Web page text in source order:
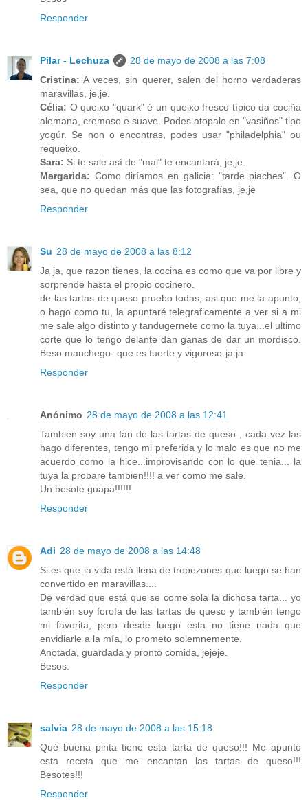
Responder
Pilar - Lechuza
28 de mayo de 2008 a las 7:08
Cristina: A veces, sin querer, salen del horno verdaderas
maravillas, je,je.
Célia: O queixo "quark" é un queixo fresco típico da cociña
alemana, cremoso e suave. Podes atopalo en "vasiños" tipo
yogúr. Se non o encontras, podes usar "philadelphia" ou
requeixo.
Sara: Si te sale así de "mal" te encantará, je,je.
Margarida: Como diríamos en galicia: "tarde piaches". O
sea, que no quedan más que las fotografías, je,je
Responder
Su 28 de mayo de 2008 a las 8:12
Ja ja, que razon tienes, la cocina es como que va por libre y
sorprende hasta el propio cocinero.
de las tartas de queso pruebo todas, asi que me la apunto,
o hago como tu, la apuntaré telegraficamente a ver si a mi
me sale algo distinto y tandugernete como la tuya...el ultimo
corte que lo tengo delante dan ganas de dar un mordisco.
Beso manchego- que es fuerte y vigoroso-ja ja
Responder
Anónimo 28 de mayo de 2008 a las 12:41
Tambien soy una fan de las tartas de queso , cada vez las
hago diferentes, tengo mi preferida y lo malo es que no me
acuerdo como la hice...improvisando con lo que tenia... la
tuya la probare tambien!!!! a ver como me sale.
Un besote guapa!!!!!!
Responder
Adi 28 de mayo de 2008 a las 14:48
Si es que la vida está llena de tropezones que luego se han
convertido en maravillas....
De verdad que está que se come sola la dichosa tarta... yo
también soy forofa de las tartas de queso y también tengo
mi favorita, pero desde luego esta no tiene nada que
envidiarle a la mía, lo prometo solemnemente.
Anotada, guardada y pronto comida, jejeje.
Besos.
Responder
salvia 28 de mayo de 2008 a las 15:18
Qué buena pinta tiene esta tarta de queso!!! Me apunto
esta receta que me encantan las tartas de queso!!!
Besotes!!!
Responder